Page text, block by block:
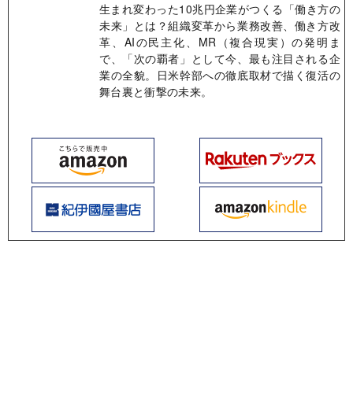
生まれ変わった10兆円企業がつくる「働き方の
未来」とは？組織変革から業務改善、働き方改
革、AIの民主化、MR（複合現実）の発明ま
で、「次の覇者」として今、最も注目される企
業の全貌。日米幹部への徹底取材で描く復活の
舞台裏と衝撃の未来。